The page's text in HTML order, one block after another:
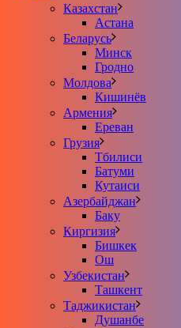
Казахстан
Астана
Беларусь
Минск
Гродно
Молдова
Кишинёв
Армения
Ереван
Грузия
Тбилиси
Батуми
Кутаиси
Азербайджан
Баку
Киргизия
Бишкек
Ош
Узбекистан
Ташкент
Таджикистан
Душанбе